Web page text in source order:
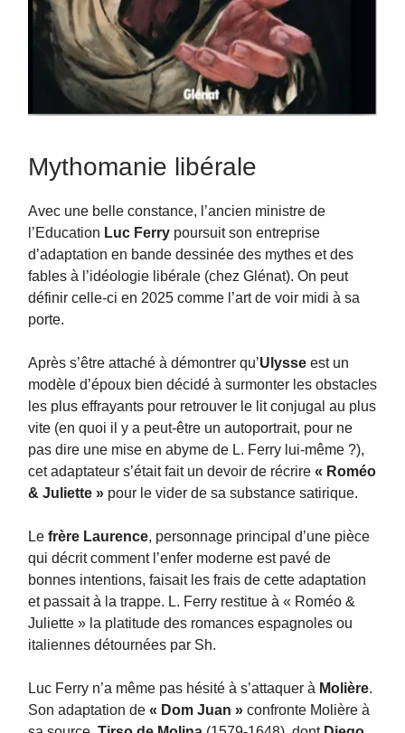
Mythomanie libérale
Avec une belle constance, l’ancien ministre de
l’Education Luc Ferry poursuit son entreprise
d’adaptation en bande dessinée des mythes et des
fables à l’idéologie libérale (chez Glénat). On peut
définir celle-ci en 2025 comme l’art de voir midi à sa
porte.
Après s’être attaché à démontrer qu’Ulysse est un
modèle d’époux bien décidé à surmonter les obstacles
les plus effrayants pour retrouver le lit conjugal au plus
vite (en quoi il y a peut-être un autoportrait, pour ne
pas dire une mise en abyme de L. Ferry lui-même ?),
cet adaptateur s’était fait un devoir de récrire « Roméo
& Juliette » pour le vider de sa substance satirique.
Le frère Laurence, personnage principal d’une pièce
qui décrit comment l’enfer moderne est pavé de
bonnes intentions, faisait les frais de cette adaptation
et passait à la trappe. L. Ferry restitue à « Roméo &
Juliette » la platitude des romances espagnoles ou
italiennes détournées par Sh.
Luc Ferry n’a même pas hésité à s’attaquer à Molière.
Son adaptation de « Dom Juan » confronte Molière à